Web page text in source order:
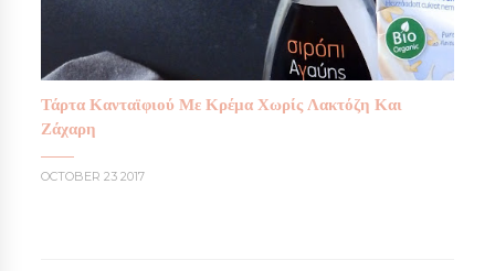
Τάρτα Κανταϊφιού Με Κρέμα Χωρίς Λακτόζη Και
Ζάχαρη
OCTOBER 23 2017